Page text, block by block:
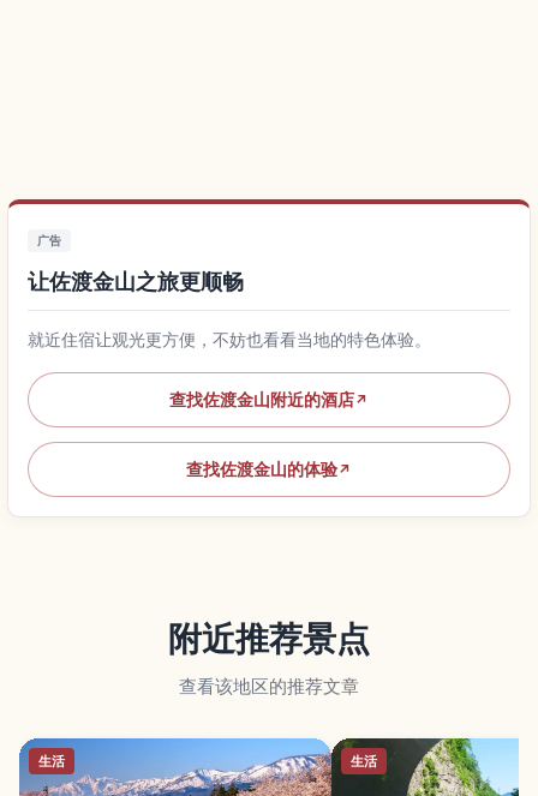
广告
让佐渡金山之旅更顺畅
就近住宿让观光更方便，不妨也看看当地的特色体验。
查找佐渡金山附近的酒店↗
查找佐渡金山的体验↗
附近推荐景点
查看该地区的推荐文章
生活 生活